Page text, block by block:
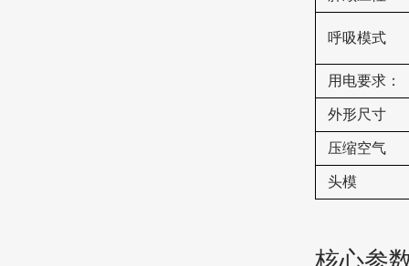
呼吸模式
用电要求：
外形尺寸
压缩空气
头模
核心参